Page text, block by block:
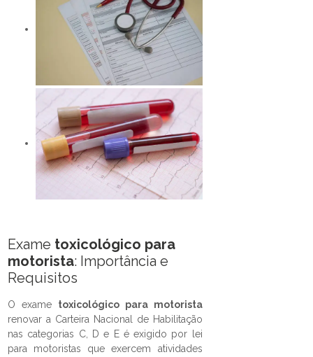
Exame toxicológico para
motorista: Importância e
Requisitos
O exame toxicológico para motorista
renovar a Carteira Nacional de Habilitação
nas categorias C, D e E é exigido por lei
para motoristas que exercem atividades